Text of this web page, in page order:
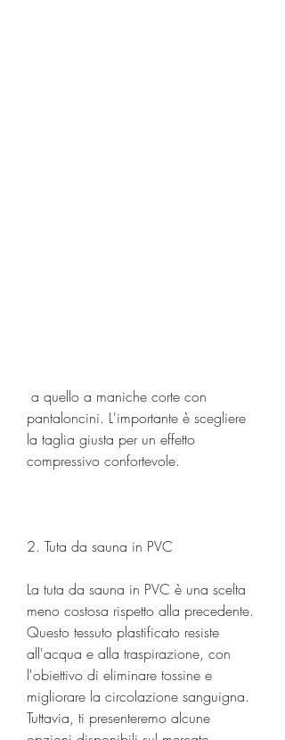
pantaloncini. L'importante è scegliere
la taglia giusta per un effetto
compressivo confortevole.
2. Tuta da sauna in PVC
La tuta da sauna in PVC è una scelta
meno costosa rispetto alla precedente.
Questo tessuto plastificato resiste
all'acqua e alla traspirazione, con
l'obiettivo di eliminare tossine e
migliorare la circolazione sanguigna.
Tuttavia, ti presenteremo alcune